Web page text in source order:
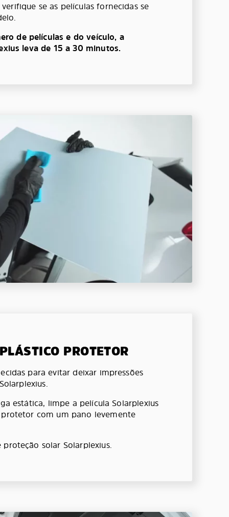
se as películas fornecidas se
de películas e do veículo, a
leva de 15 a 30 minutos.
PROTETOR
para evitar deixar impressões
estática, limpe a película Solarplexius
com um pano levemente
solar Solarplexius.